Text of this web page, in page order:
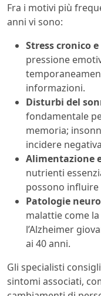
Fra i motivi più
anni vi sono:
Stress cronico
pressione
informazioni.
Disturbi del
fondamentale
memoria;
incidere
Alimentazione
nutrienti
possono
Patologie
malattie come
l’Alzheimer
ai 40 anni.
Gli specialisti
sintomi associati,